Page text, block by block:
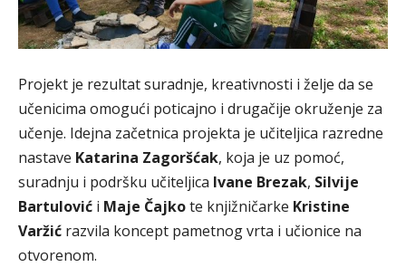
Projekt je rezultat suradnje, kreativnosti i želje da se
učenicima omogući poticajno i drugačije okruženje za
učenje. Idejna začetnica projekta je učiteljica razredne
nastave Katarina Zagoršćak, koja je uz pomoć,
suradnju i podršku učiteljica Ivane Brezak, Silvije
Bartulović i Maje Čajkote knjižničarke Kristine
Varžić razvila koncept pametnog vrta i učionice na
otvorenom.